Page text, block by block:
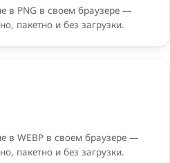
в PNG в своем браузере —
пакетно и без загрузки.
в WEBP в своем браузере —
пакетно и без загрузки.